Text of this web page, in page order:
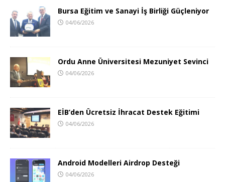
Bursa Eğitim ve Sanayi İş Birliği Güçleniyor
04/06/2026
Ordu Anne Üniversitesi Mezuniyet Sevinci
04/06/2026
EİB’den Ücretsiz İhracat Destek Eğitimi
04/06/2026
Android Modelleri Airdrop Desteği
04/06/2026